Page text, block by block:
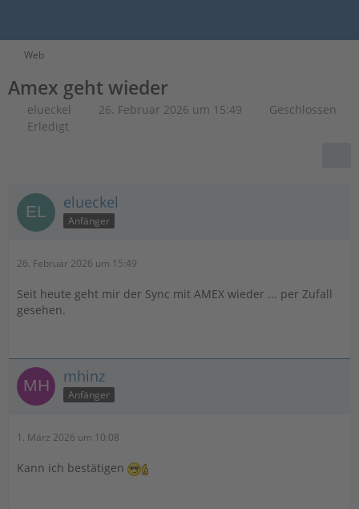
Web
Amex geht wieder
elueckel 26. Februar 2026 um 15:49
Geschlossen
Erledigt
elueckel
Anfänger
26. Februar 2026 um 15:49
Seit heute geht mir der Sync mit AMEX wieder ... per Zufall
gesehen.
mhinz
Anfänger
1. März 2026 um 10:08
Kann ich bestätigen